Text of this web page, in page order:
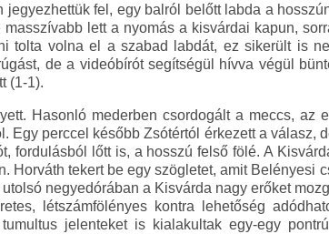
fel, egy balról belőtt labda a
lett a nyomás a kisvárdai kapun,
tolta volna el a szabad labdát, ez sikerült is
de a videóbírót segítségül hívva végül
(1-1).
Hasonló mederben csordogált a meccs, az
perccel később Zsótértól érkezett a válasz,
fordulásból lőtt is, a hosszú felső fölé. A
Horváth tekert be egy szögletet, amit Belényesi
negyedórában a Kisvárda nagy erőket
létszámfölényes kontra lehetőség
jelenteket is kialakultak egy-egy